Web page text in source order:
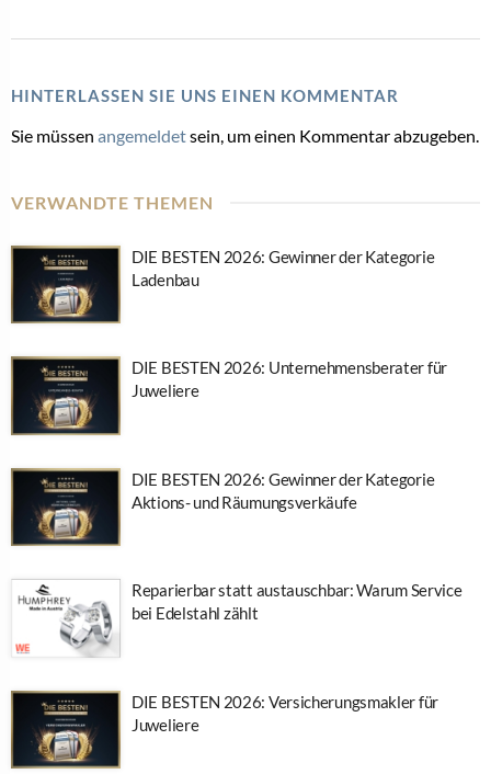
HINTERLASSEN SIE UNS EINEN KOMMENTAR
Sie müssen angemeldetsein, um einen Kommentar abzugeben.
VERWANDTE THEMEN
DIE BESTEN 2026: Gewinner der Kategorie
Ladenbau
DIE BESTEN 2026: Unternehmensberater für
Juweliere
DIE BESTEN 2026: Gewinner der Kategorie
Aktions- und Räumungsverkäufe
Reparierbar statt austauschbar: Warum Service
bei Edelstahl zählt
DIE BESTEN 2026: Versicherungsmakler für
Juweliere